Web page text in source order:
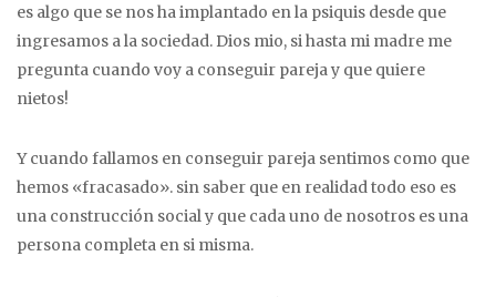
es algo que se nos ha implantado en la psiquis desde que
ingresamos a la sociedad. Dios mio, si hasta mi madre me
pregunta cuando voy a conseguir pareja y que quiere
nietos!
Y cuando fallamos en conseguir pareja sentimos como que
hemos «fracasado». sin saber que en realidad todo eso es
una construcción social y que cada uno de nosotros es una
persona completa en si misma.